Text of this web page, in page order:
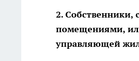
2.
помещениями,
управляющей